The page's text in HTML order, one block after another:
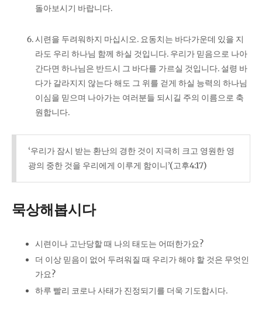
돌아보시기 바랍니다.
시련을 두려워하지 마십시오. 요동치는 바다가운데 있을 지
라도 우리 하나님 함께 하실 것입니다. 우리가 믿음으로 나아
간다면 하나님은 반드시 그 바다를 가르실 것입니다. 설령 바
다가 갈라지지 않는다 해도 그 위를 걷게 하실 능력의 하나님
이심을 믿으며 나아가는 여러분들 되시길 주의 이름으로 축
원합니다.
‘우리가 잠시 받는 환난의 경한 것이 지극히 크고 영원한 영
광의 중한 것을 우리에게 이루게 함이니’(고후4:17)
묵상해봅시다
시련이나 고난당할 때 나의 태도는 어떠한가요?
더 이상 믿음이 없어 두려워질 때 우리가 해야 할 것은 무엇인
가요?
하루 빨리 코로나 사태가 진정되기를 더욱 기도합시다.